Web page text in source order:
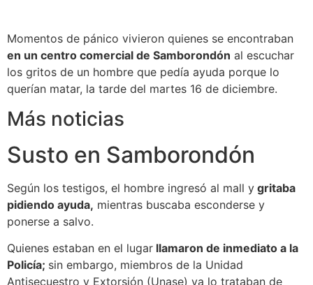
Momentos de pánico vivieron quienes se encontraban
en un centro comercial de Samborondón al escuchar
los gritos de un hombre que pedía ayuda porque lo
querían matar, la tarde del martes 16 de diciembre.
Más noticias
Susto en Samborondón
Según los testigos, el hombre ingresó al mall y gritaba
pidiendo ayuda, mientras buscaba esconderse y
ponerse a salvo.
Quienes estaban en el lugar llamaron de inmediato a la
Policía; sin embargo, miembros de la Unidad
Antisecuestro y Extorsión (Unase) ya lo trataban de